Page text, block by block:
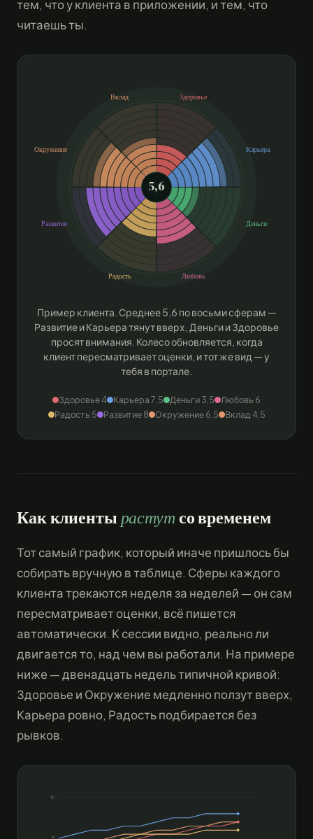
тем, что у клиента в приложении, и тем, что
читаешь ты.
5,6
Здоровье
Карьера
Деньги
Любовь
Радость
Развитие
Окружение
Вклад
Пример клиента. Среднее 5,6 по восьми сферам —
Развитие и Карьера тянут вверх, Деньги и Здоровье
просят внимания. Колесо обновляется, когда
клиент пересматривает оценки, и тот же вид — у
тебя в портале.
Здоровье 4 Карьера 7,5 Деньги 3,5
Любовь 6
Радость 5 Развитие 8 Окружение 6,5 Вклад 4,5
Как клиентырастутсо временем
Тот самый график, который иначе пришлось бы
собирать вручную в таблице. Сферы каждого
клиента трекаются неделя за неделей — он сам
пересматривает оценки, всё пишется
автоматически. К сессии видно, реально ли
двигается то, над чем вы работали. На примере
ниже — двенадцать недель типичной кривой:
Здоровье и Окружение медленно ползут вверх,
Карьера ровно, Радость подбирается без
рывков.
10
5